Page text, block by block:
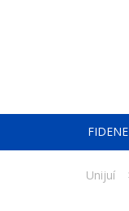
FIDENE
Unijuí